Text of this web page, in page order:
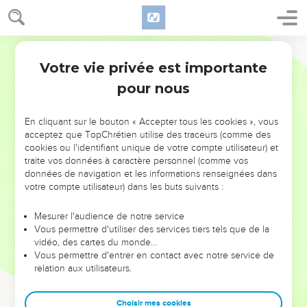
NE MANQUEZ PAS L’ÉVÉNEMENT
DE L’ANNÉE !
ET SI LEURS ERREURS POUVAIENT VOUS ÉVITER LES
VOTRES ?
leur foi ou leur vision. Mais on voit moins les doutes, les erreurs
et les saisons difficiles qu'ils ont traversés, alors même que ce
sont elles qui les ont façonnés.
Dans cette conférence, leaders, entrepreneurs, et responsables
clés pour avancer avec plus de sagesse afin que leurs erreurs
Votre vie privée est importante
pour nous
En cliquant sur le bouton « Accepter tous les cookies », vous
acceptez que TopChrétien utilise des traceurs (comme des
cookies ou l'identifiant unique de votre compte utilisateur) et
traite vos données à caractère personnel (comme vos
données de navigation et les informations renseignées dans
votre compte utilisateur) dans les buts suivants :
Mesurer l'audience de notre service
Vous permettre d'utiliser des services tiers tels que de la
vidéo, des cartes du monde…
Vous permettre d'entrer en contact avec notre service de
relation aux utilisateurs.
Choisir mes cookies